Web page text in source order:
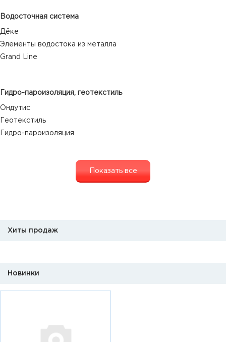
Водосточная система
Дёке
Элементы водостока из металла
Grand Line
Гидро-пароизоляция, геотекстиль
Ондутис
Геотекстиль
Гидро-пароизоляция
Показать все
Хиты продаж
Новинки